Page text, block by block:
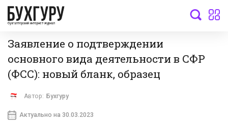
бухгалтерский интернет-журнал
Заявление о подтверждении
основного вида деятельности в СФР
(ФСС): новый бланк, образец
Автор: Бухгуру
Актуально на 30.03.2023